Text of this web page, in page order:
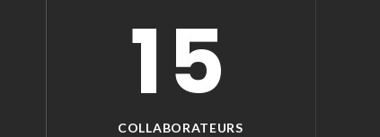
15
COLLABORATEURS